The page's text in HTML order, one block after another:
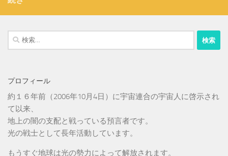
検
索:
プロフィール
約１６年前（2006年10月4日）に宇宙連合の宇宙人に啓示され
て以来、
地上の闇の支配と戦っている預言者です。
光の戦士として長年活動しています。
もうすぐ地球は光の勢力によって解放されます。